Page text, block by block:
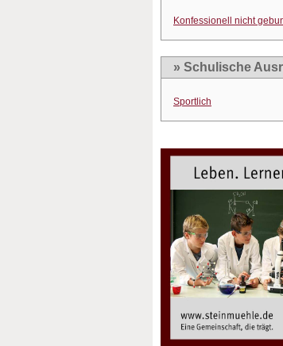
Konfessionell nicht
» Schulische
Sportlich